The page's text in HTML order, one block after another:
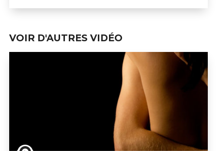
VOIR D'AUTRES VIDÉO